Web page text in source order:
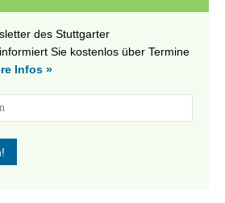
des Stuttgarter
Sie kostenlos über Termine
Infos »